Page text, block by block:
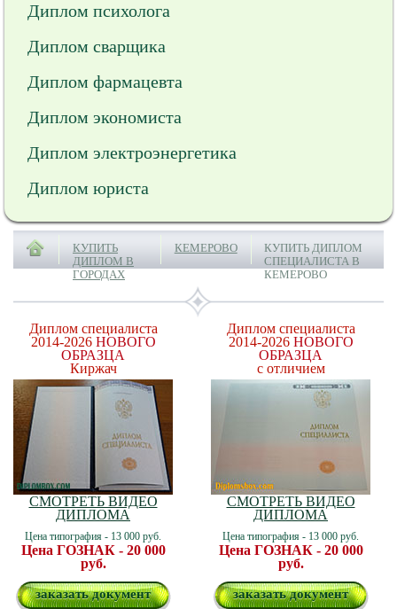
Диплом психолога
Диплом сварщика
Диплом фармацевта
Диплом экономиста
Диплом электроэнергетика
Диплом юриста
КУПИТЬ
ДИПЛОМ В
ГОРОДАХ
КЕМЕРОВО
КУПИТЬ ДИПЛОМ
СПЕЦИАЛИСТА В
КЕМЕРОВО
Диплом специалиста
2014-2026 НОВОГО
ОБРАЗЦА
Киржач
СМОТРЕТЬ ВИДЕО
ДИПЛОМА
Цена типография - 13 000 руб.
Цена ГОЗНАК - 20 000
руб.
заказать документ
Диплом специалиста
2014-2026 НОВОГО
ОБРАЗЦА
с отличием
СМОТРЕТЬ ВИДЕО
ДИПЛОМА
Цена типография - 13 000 руб.
Цена ГОЗНАК - 20 000
руб.
заказать документ